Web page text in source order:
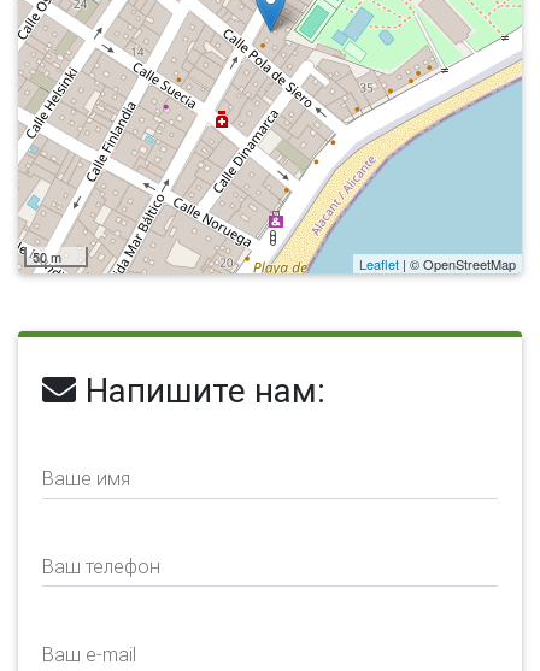
50 m Leaflet | © OpenStreetMap
Напишите нам:
Ваше имя
Ваш телефон
Ваш e-mail